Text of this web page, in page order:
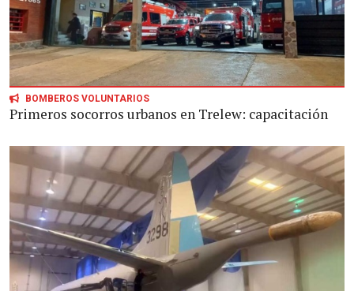
BOMBEROS VOLUNTARIOS
Primeros socorros urbanos en Trelew: capacitación